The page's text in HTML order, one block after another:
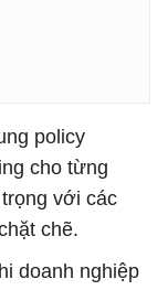
policy
cho từng
với các
chẽ.
doanh nghiệp